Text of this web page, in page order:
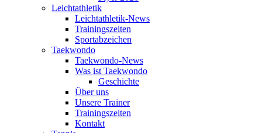
Leichtathletik
Leichtathletik-News
Trainingszeiten
Sportabzeichen
Taekwondo
Taekwondo-News
Was ist Taekwondo
Geschichte
Über uns
Unsere Trainer
Trainingszeiten
Kontakt